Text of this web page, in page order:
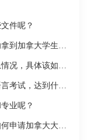
件呢？
大学生签证呢？
处理这些紧急情况呢？
么水平才能申请呢？
业呢？
用及签证申请流程是什么？